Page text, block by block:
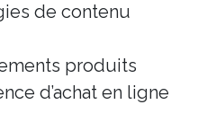
de contenu
produits
d’achat en ligne